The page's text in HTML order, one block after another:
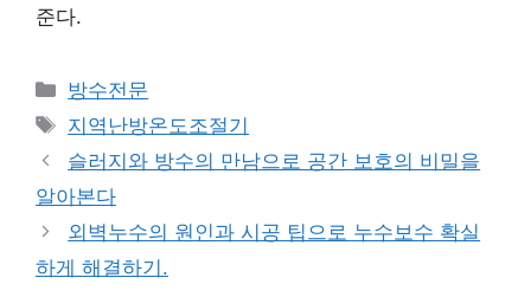
준다.
카
테
리
방수전문
태
그
지역난방온도조절기
슬러지와 방수의 만남으로 공간 보호의 비밀을
알아본다
외벽누수의 원인과 시공 팁으로 누수보수 확실
하게 해결하기.